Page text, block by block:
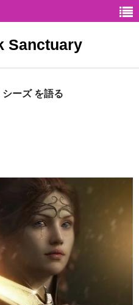
Sanctuary
ーズ を語る